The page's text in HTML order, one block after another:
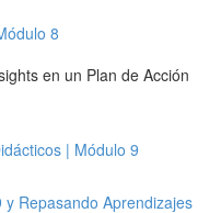
8
en un Plan de Acción
| Módulo 9
Repasando Aprendizajes